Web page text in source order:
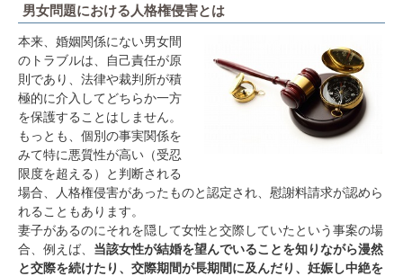
男女問題における人格権侵害とは
本来、婚姻関係にない男女間
のトラブルは、自己責任が原
則であり、法律や裁判所が積
極的に介入してどちらか一方
を保護することはしません。
もっとも、個別の事実関係を
みて特に悪質性が高い（受忍
限度を超える）と判断される
場合、人格権侵害があったものと認定され、慰謝料請求が認めら
れることもあります。
妻子があるのにそれを隠して女性と交際していたという事案の場
合、例えば、 当該女性が結婚を望んでいることを知りながら漫然
と交際を続けたり、交際期間が長期間に及んだり、妊娠し中絶を